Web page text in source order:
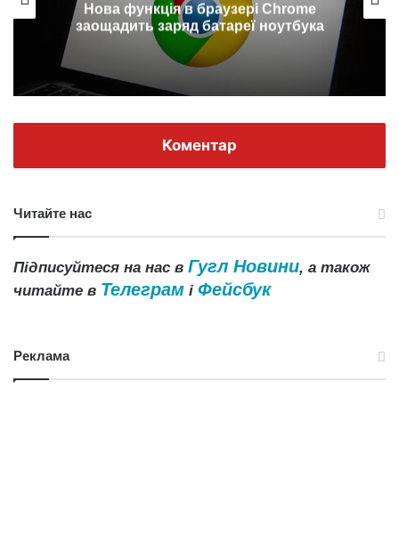
Нова функція в браузері Chrome
заощадить заряд батареї ноутбука
Коментар
Читайте нас
Підписуйтеся на нас в Гугл Новини, а також
читайте в Телеграм і Фейсбук
Реклама